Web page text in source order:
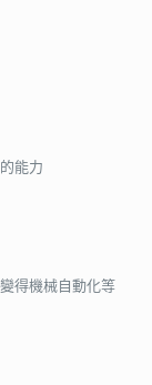
能力
得機械自動化等